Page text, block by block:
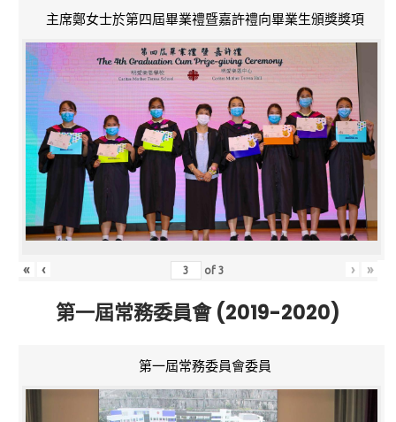
主席鄭女士於第四屆畢業禮暨嘉許禮向畢業生頒獎獎項
« ‹ of3 › »
第一屆常務委員會 (2019-2020)
第一屆常務委員會委員